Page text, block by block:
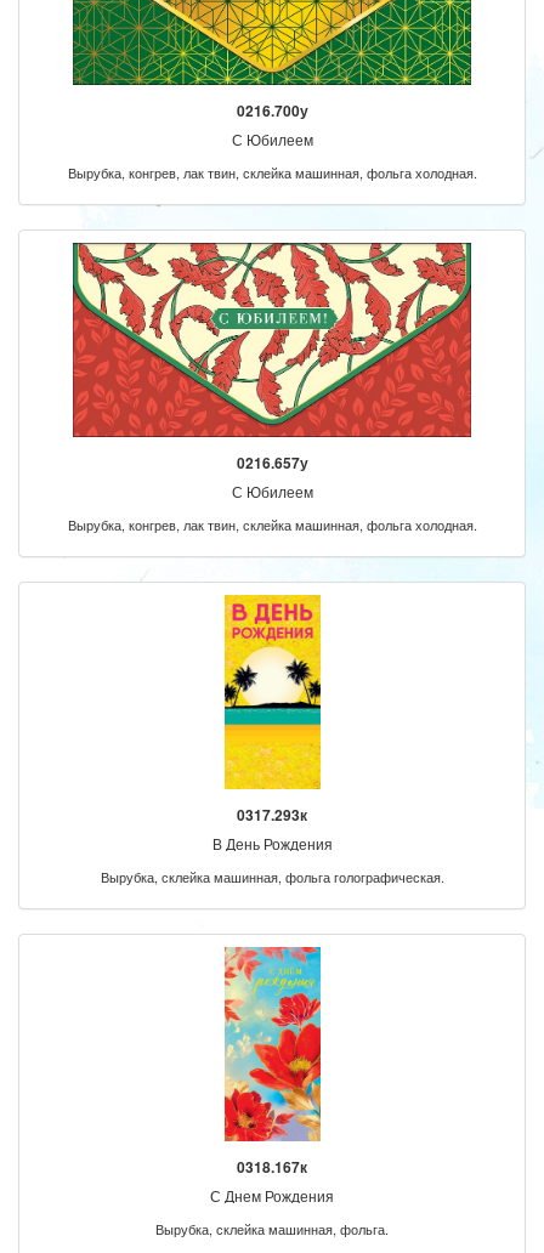
0216.700у
С Юбилеем
Вырубка, конгрев, лак твин, склейка машинная, фольга холодная.
0216.657у
С Юбилеем
Вырубка, конгрев, лак твин, склейка машинная, фольга холодная.
0317.293к
В День Рождения
Вырубка, склейка машинная, фольга голографическая.
0318.167к
С Днем Рождения
Вырубка, склейка машинная, фольга.